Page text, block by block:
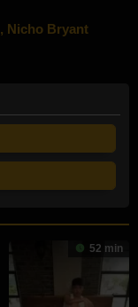
, Nicho Bryant
52 min